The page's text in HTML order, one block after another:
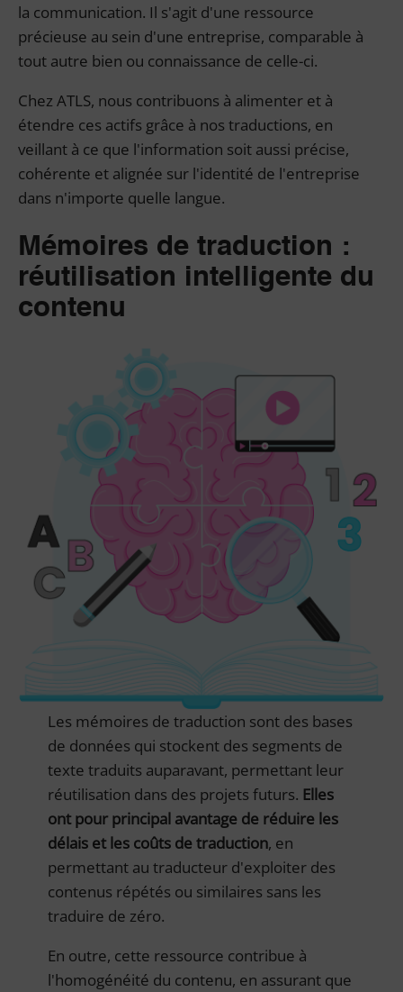
la communication. Il s'agit d'une ressource
précieuse au sein d'une entreprise, comparable à
tout autre bien ou connaissance de celle-ci.
Chez ATLS, nous contribuons à alimenter et à
étendre ces actifs grâce à nos traductions, en
veillant à ce que l'information soit aussi précise,
cohérente et alignée sur l'identité de l'entreprise
dans n'importe quelle langue.
Mémoires de traduction :
réutilisation intelligente du
contenu
Les mémoires de traduction sont des bases
de données qui stockent des segments de
texte traduits auparavant, permettant leur
réutilisation dans des projets futurs. Elles
ont pour principal avantage de réduire les
délais et les coûts de traduction, en
permettant au traducteur d'exploiter des
contenus répétés ou similaires sans les
traduire de zéro.
En outre, cette ressource contribue à
l'homogénéité du contenu, en assurant que